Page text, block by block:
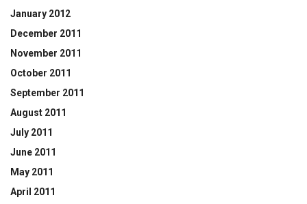
January 2012
December 2011
November 2011
October 2011
September 2011
August 2011
July 2011
June 2011
May 2011
April 2011